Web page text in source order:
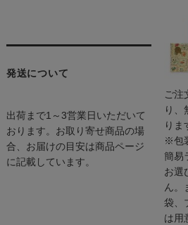
発送について
出荷まで1～3営業日いただいて
おります。お取り寄せ商品の場
合、お届けの目安は商品ページ
に記載しています。
ご注
り、
※包
簡易
お選
ん。
袋、
は用